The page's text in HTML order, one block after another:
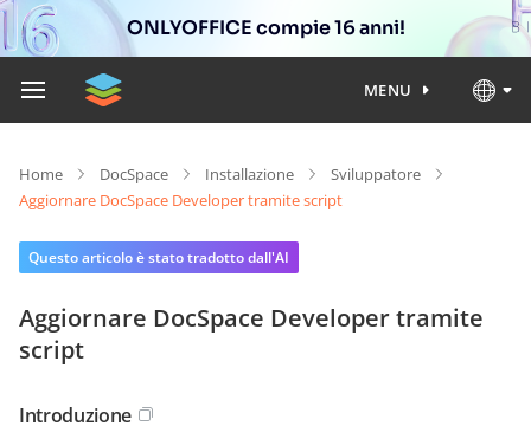
ONLYOFFICE compie 16 anni!
MENU
Home DocSpace Installazione
Sviluppatore
Aggiornare DocSpace Developer tramite script
Questo articolo è stato tradotto dall'AI
Aggiornare DocSpace Developer tramite
script
Introduzione